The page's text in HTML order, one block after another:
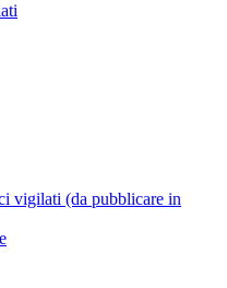
vigilati (da pubblicare in